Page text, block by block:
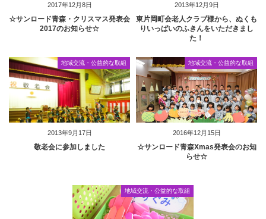
2017年12月8日
☆サンロード青森・クリスマス発表会
2017のお知らせ☆
2013年12月9日
東片岡町会老人クラブ様から、ぬくも
りいっぱいのふきんをいただきまし
た！
2013年9月17日
地域交流・公益的な取組
敬老会に参加しました
2016年12月15日
地域交流・公益的な取組
☆サンロード青森Xmas発表会のお知
らせ☆
地域交流・公益的な取組